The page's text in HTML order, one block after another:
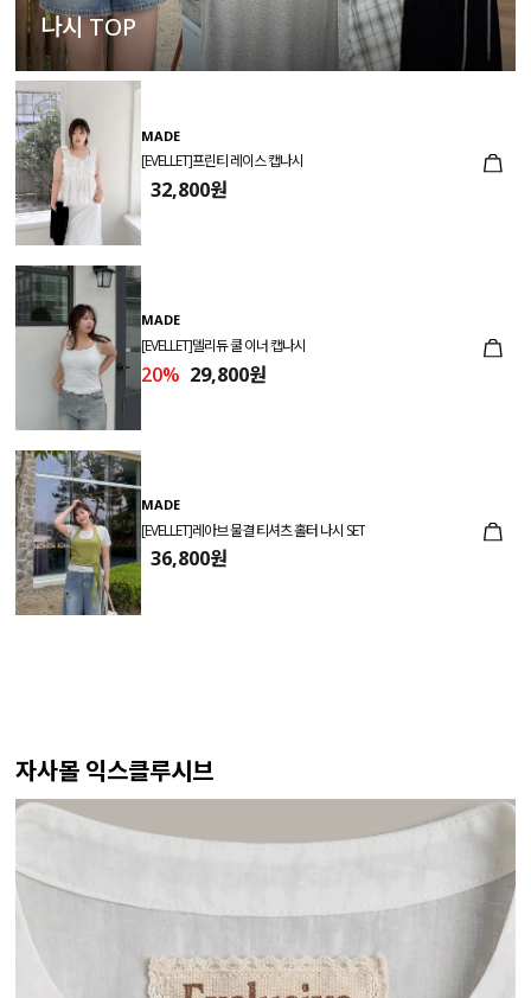
나시 TOP
MADE
[EVELLET]프린티 레이스 캡나시
32,800원
MADE
[EVELLET]델리듀 쿨 이너 캡나시
20% 29,800원
MADE
[EVELLET]레아브 물결 티셔츠 홀터 나시 SET
36,800원
자사몰 익스클루시브